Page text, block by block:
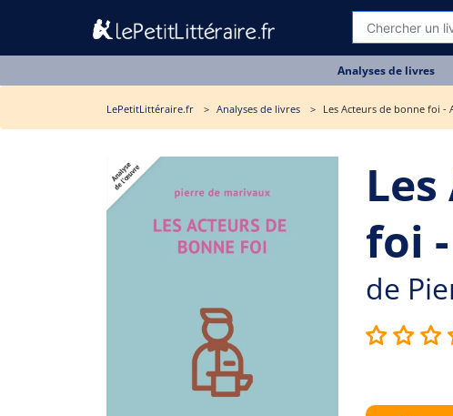
Analyses de livres
LePetitLittéraire.fr Analyses de livres Les Acteurs de bonne foi -
foi
de